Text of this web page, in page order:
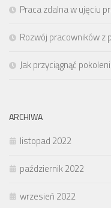
Praca zdalna w ujęciu
Rozwój pracowników z
Jak przyciągnąć
ARCHIWA
listopad 2022
październik 2022
wrzesień 2022